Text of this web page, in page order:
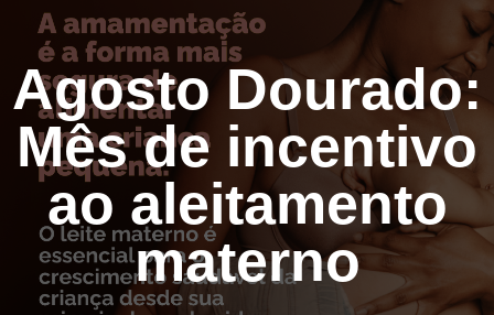
Agosto Dourado:
Mês de incentivo
ao aleitamento
materno